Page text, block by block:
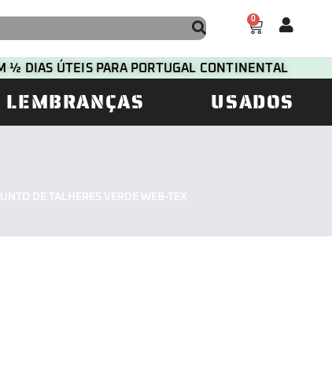
0
½ DIAS ÚTEIS PARA PORTUGAL CONTINENTAL
LEMBRANÇAS USADOS
DE TALHERES VERDE WEB-TEX